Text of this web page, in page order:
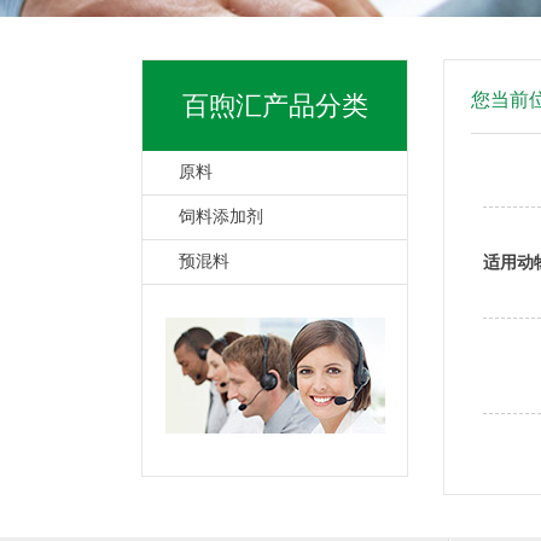
百煦汇产品分类
原料
饲料添加剂
预混料
您当前
适用动